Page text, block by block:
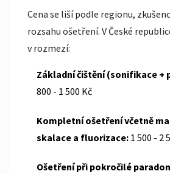
Cena se liší podle regionu,
rozsahu ošetření. V České
v rozmezí:
Základní čištění (sonifikace +
800 - 1 500 Kč
Kompletní ošetření včetně
skalace a fluorizace: 1 500 - 2
Ošetření při pokročilé